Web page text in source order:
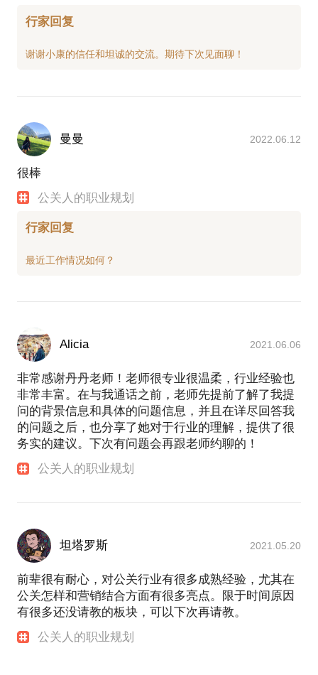
行家回复
曼曼 2022.06.12
很棒
公关人的职业规划
行家回复
Alicia 2021.06.06
非常感谢丹丹老师！老师很专业很温柔，行业经验也
非常丰富。在与我通话之前，老师先提前了解了我提
问的背景信息和具体的问题信息，并且在详尽回答我
的问题之后，也分享了她对于行业的理解，提供了很
务实的建议。下次有问题会再跟老师约聊的！
公关人的职业规划
坦塔罗斯 2021.05.20
前辈很有耐心，对公关行业有很多成熟经验，尤其在
公关怎样和营销结合方面有很多亮点。限于时间原因
有很多还没请教的板块，可以下次再请教。
公关人的职业规划